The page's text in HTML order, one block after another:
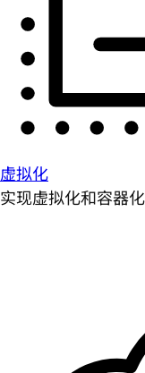
虚拟化
实现虚拟化和容器